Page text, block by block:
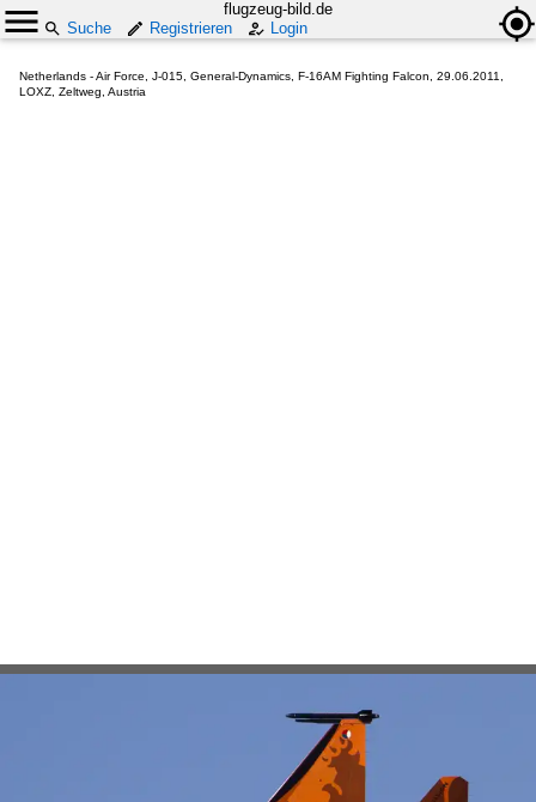
flugzeug-bild.de
Suche
Registrieren Login
Netherlands - Air Force, J-015, General-Dynamics, F-16AM Fighting Falcon, 29.06.2011,
LOXZ, Zeltweg, Austria